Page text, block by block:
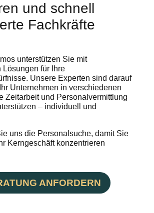
und schnell
Fachkräfte
unterstützen Sie mit
Lösungen für Ihre
Unsere Experten sind darauf
Unternehmen in verschiedenen
Zeitarbeit und Personalvermittlung
– individuell und
uns die Personalsuche, damit Sie
Kerngeschäft konzentrieren
ANFORDERN